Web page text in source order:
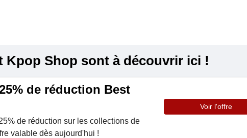
Kpop Shop sont à découvrir ici !
de réduction Best
de réduction sur les collections de
valable dès aujourd'hui !
Voir l'offre